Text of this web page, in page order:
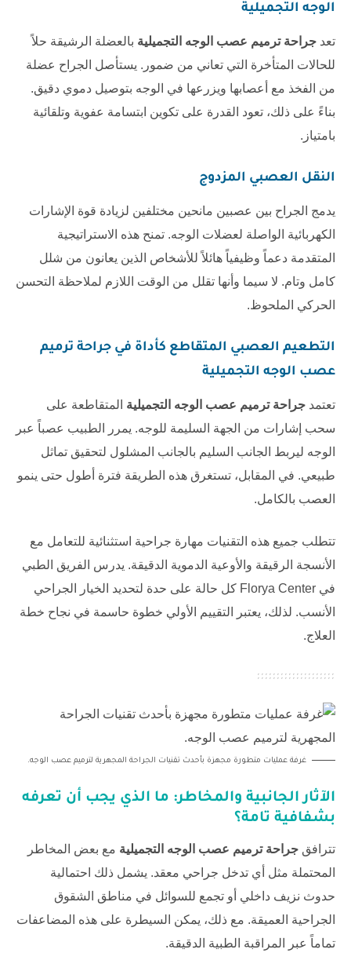
الوجه التجميلية
تعد جراحة ترميم عصب الوجه التجميلية بالعضلة الرشيقة حلاً
للحالات المتأخرة التي تعاني من ضمور. يستأصل الجراح عضلة
من الفخذ مع أعصابها ويزرعها في الوجه بتوصيل دموي دقيق.
بناءً على ذلك، تعود القدرة على تكوين ابتسامة عفوية وتلقائية
بامتياز.
النقل العصبي المزدوج
يدمج الجراح بين عصبين مانحين مختلفين لزيادة قوة الإشارات
الكهربائية الواصلة لعضلات الوجه. تمنح هذه الاستراتيجية
المتقدمة دعماً وظيفياً هائلاً للأشخاص الذين يعانون من شلل
كامل وتام. لا سيما وأنها تقلل من الوقت اللازم لملاحظة التحسن
الحركي الملحوظ.
التطعيم العصبي المتقاطع كأداة في جراحة ترميم
عصب الوجه التجميلية
تعتمد جراحة ترميم عصب الوجه التجميلية المتقاطعة على
سحب إشارات من الجهة السليمة للوجه. يمرر الطبيب عصباً عبر
الوجه ليربط الجانب السليم بالجانب المشلول لتحقيق تماثل
طبيعي. في المقابل، تستغرق هذه الطريقة فترة أطول حتى ينمو
العصب بالكامل.
تتطلب جميع هذه التقنيات مهارة جراحية استثنائية للتعامل مع
الأنسجة الرقيقة والأوعية الدموية الدقيقة. يدرس الفريق الطبي
في Florya Center كل حالة على حدة لتحديد الخيار الجراحي
الأنسب. لذلك، يعتبر التقييم الأولي خطوة حاسمة في نجاح خطة
العلاج.
غرفة عمليات متطورة مجهزة بأحدث تقنيات الجراحة المجهرية لترميم عصب الوجه.
الآثار الجانبية والمخاطر: ما الذي يجب أن تعرفه
بشفافية تامة؟
تترافق جراحة ترميم عصب الوجه التجميلية مع بعض المخاطر
المحتملة مثل أي تدخل جراحي معقد. يشمل ذلك احتمالية
حدوث نزيف داخلي أو تجمع للسوائل في مناطق الشقوق
الجراحية العميقة. مع ذلك، يمكن السيطرة على هذه المضاعفات
تماماً عبر المراقبة الطبية الدقيقة.